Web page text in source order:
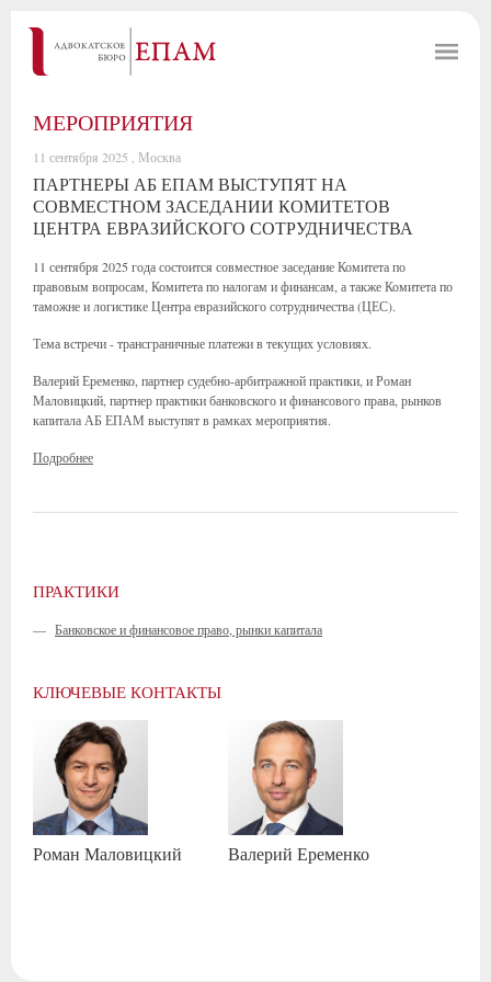
МЕРОПРИЯТИЯ
11 сентября 2025 , Москва
ПАРТНЕРЫ АБ ЕПАМ ВЫСТУПЯТ НА
СОВМЕСТНОМ ЗАСЕДАНИИ КОМИТЕТОВ
ЦЕНТРА ЕВРАЗИЙСКОГО СОТРУДНИЧЕСТВА
11 сентября 2025 года состоится совместное заседание Комитета по
правовым вопросам, Комитета по налогам и финансам, а также Комитета по
таможне и логистике Центра евразийского сотрудничества (ЦЕС).
Тема встречи - трансграничные платежи в текущих условиях.
Валерий Еременко, партнер судебно-арбитражной практики, и Роман
Маловицкий, партнер практики банковского и финансового права, рынков
капитала АБ ЕПАМ выступят в рамках мероприятия.
Подробнее
ПРАКТИКИ
— Банковское и финансовое право, рынки капитала
КЛЮЧЕВЫЕ КОНТАКТЫ
Роман Маловицкий Валерий Еременко